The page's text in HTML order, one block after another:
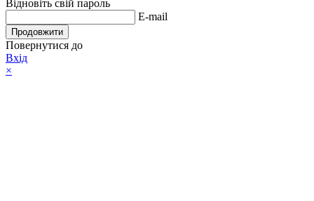
Відновіть свій пароль
E-mail
Продовжити
Повернутися до
Вхід
×